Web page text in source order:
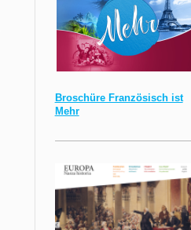
Broschüre Französisch ist
Mehr